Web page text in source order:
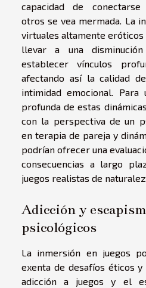
capacidad de
otros se vea mermada. La
virtuales altamente
llevar a una
establecer vínculos
afectando así la calidad
intimidad emocional. Para
profunda de estas
con la perspectiva de un
en terapia de pareja y
podrían ofrecer una
consecuencias a largo
juegos realistas de
Adicción y
psicológicos
La inmersión en juegos
exenta de desafíos éticos
adicción a juegos y el